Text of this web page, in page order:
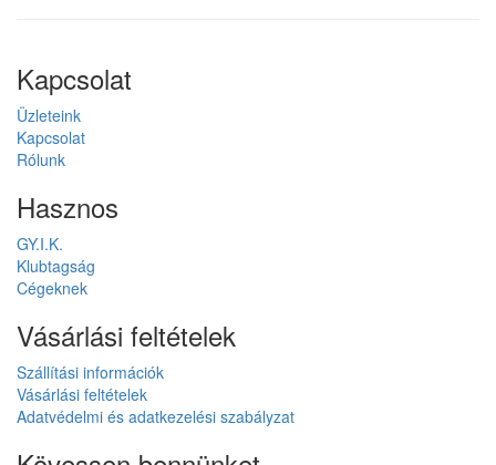
Kapcsolat
Üzleteink
Kapcsolat
Rólunk
Hasznos
GY.I.K.
Klubtagság
Cégeknek
Vásárlási feltételek
Szállítási információk
Vásárlási feltételek
Adatvédelmi és adatkezelési szabályzat